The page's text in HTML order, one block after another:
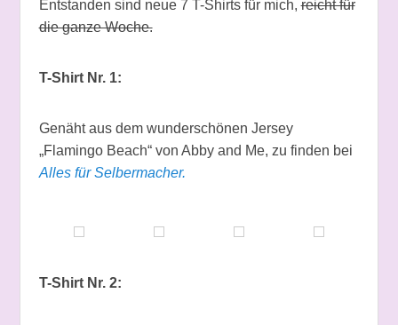
Entstanden sind neue 7 T-Shirts für mich,reicht für
die ganze Woche.
T-Shirt Nr. 1:
Genäht aus dem wunderschönen Jersey
„Flamingo Beach“ von Abby and Me, zu finden bei
Alles für Selbermacher.
T-Shirt Nr. 2: